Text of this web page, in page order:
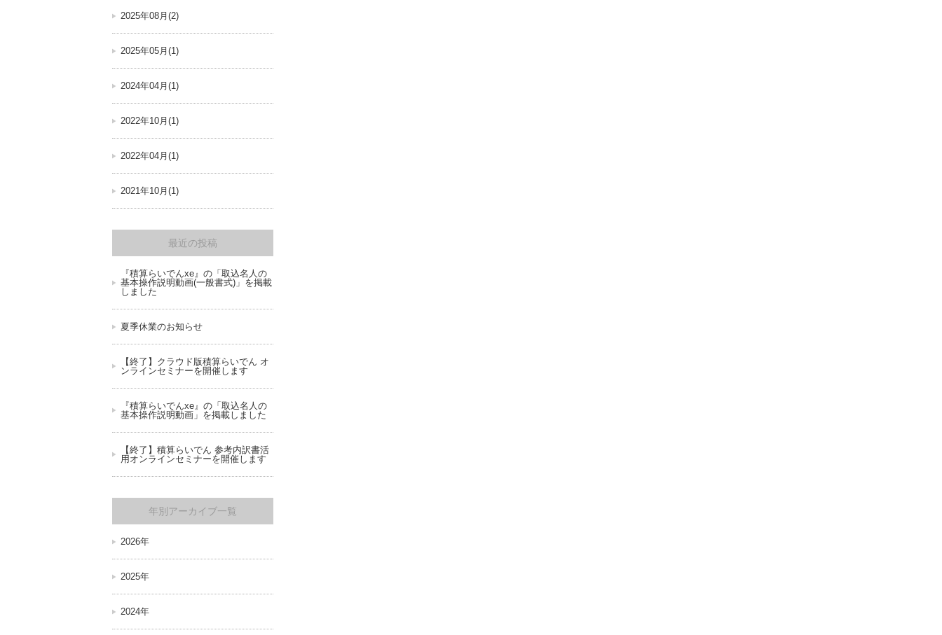
2025年08月(2)
2025年05月(1)
2024年04月(1)
2022年10月(1)
2022年04月(1)
2021年10月(1)
最近の投稿
『積算らいでんxe』の「取込名人の
基本操作説明動画(一般書式)」を掲載
しました
夏季休業のお知らせ
【終了】クラウド版積算らいでん オ
ンラインセミナーを開催します
『積算らいでんxe』の「取込名人の
基本操作説明動画」を掲載しました
【終了】積算らいでん 参考内訳書活
用オンラインセミナーを開催します
年別アーカイブ一覧
2026年
2025年
2024年